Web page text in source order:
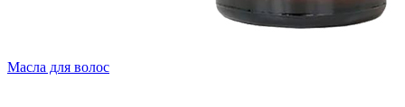
Масла для волос